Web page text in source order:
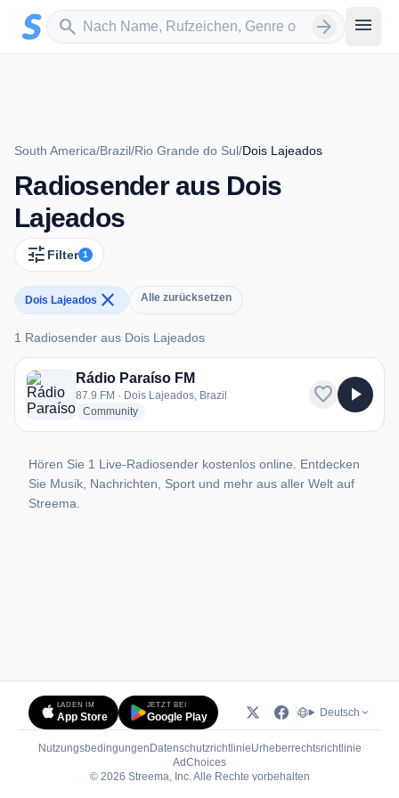
Zum Hauptinhalt springen
search
Sender suchen arrow_forward menu
South America/Brazil/Rio Grande do Sul/Dois Lajeados
Radiosender aus Dois
Lajeados
tune Filter 1
Dois Lajeados close Alle zurücksetzen
1 Radiosender aus Dois Lajeados
1 Radiosender aus Dois Lajeados
Rádio Paraíso FM
87.9 FM · Dois Lajeados, Brazil
Communityradio stations
favorite play_arrow
Hören Sie 1 Live-Radiosender kostenlos online. Entdecken
Sie Musik, Nachrichten, Sport und mehr aus aller Welt auf
Streema.
LADEN IM
App Store
JETZT BEI
Google Play Deutsch
Nutzungsbedingungen DatenschutzrichtlinieUrheberrechtsrichtlinie
AdChoices(öffnet in neuem Tab)
© 2026 Streema, Inc. Alle Rechte vorbehalten